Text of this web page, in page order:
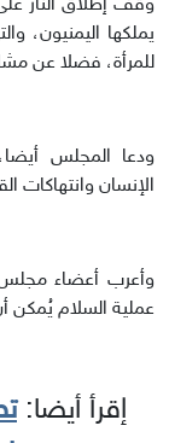
وقف إطلاق النار
يملكها اليمنيون،
للمرأة، فضلا عن
ودعا المجلس
الإنسان وانتهاكات
وأعرب أعضاء
عملية السلام يُمكن
إقرأ أيضا: